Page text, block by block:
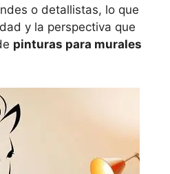
o detallistas, lo que
y la perspectiva que
pinturas para murales